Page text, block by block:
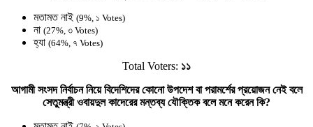
মতামত নাই (9%, ১ Votes)
না (27%, ৩ Votes)
হ্যা (64%, ৭ Votes)
Total Voters: ১১
আগামী সংসদ নির্বাচন নিয়ে বিদেশিদের কোনো উপদেশ বা পরামর্শের প্রয়োজন নেই বলে
সেতুমন্ত্রী ওবায়দুল কাদেরের মন্তব্য যৌক্তিক বলে মনে করেন কি?